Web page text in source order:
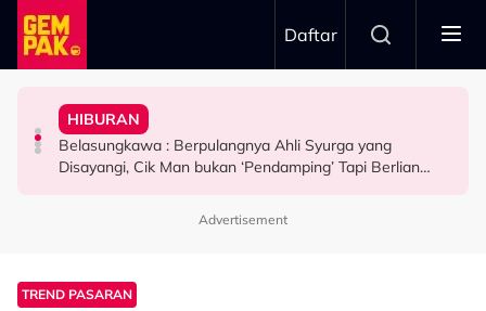
Skip to main content
Daftar
HIBURAN
Bawa Anak Ke Klinik, Syasya Rizal Terkejut Dikenali
Doktor
HIBURAN
Belasungkawa : Berpulangnya Ahli Syurga yang
Disayangi, Cik Man bukan ‘Pendamping’ Tapi Berlian
HIBURAN
Pelakon Tak Muncul, Telefon Tak Berjawab… Michael
Ang Faham Perasaan Fasha Sandha - “Kejap Lagi Aku
HIBURAN
Mahu Fokus Kerjaya, Pengurus Hussain Undur Diri -
“Terima Kasih Atas Sokongan & Kepercayaan”
Advertisement
TREND PASARAN